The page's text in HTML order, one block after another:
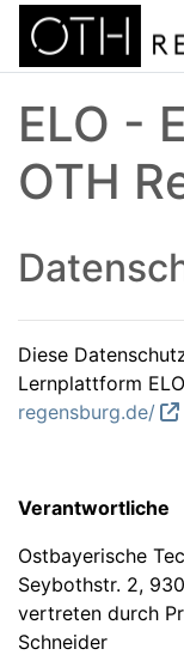
Zum Hauptinhalt
ELO -
OTH
Diese
Lernplattform
regensburg.de/
Verantwortliche
Ostbayerische
Seybothstr. 2,
vertreten durch
Schneider